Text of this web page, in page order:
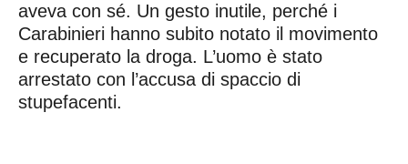
aveva con sé. Un gesto inutile, perché i
Carabinieri hanno subito notato il movimento
e recuperato la droga. L’uomo è stato
arrestato con l’accusa di spaccio di
stupefacenti.